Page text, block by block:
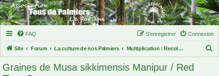
FAQ Connexion
S’enregistrer
Site Forum La culture de nos Palmiers Multiplication : Recoltes, stockage des graines, Semis, germination, plantules....
Graines de Musa sikkimensis Manipur / Red